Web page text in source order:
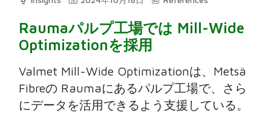
Raumaパルプ工場では Mill-Wide
Optimizationを採用
Valmet Mill-Wide Optimizationは、Metsä
Fibreの Raumaにあるパルプ工場で、さら
にデータを活用できるよう支援している。